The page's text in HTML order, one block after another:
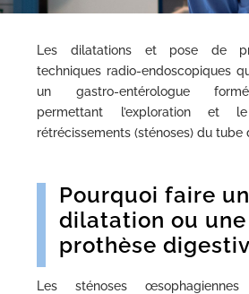
Les dilatations et pose de
techniques radio-endoscopiques
un gastro-entérologue
permettant l’exploration et
rétrécissements (sténoses) du tube
Pourquoi faire
dilatation ou
prothèse
Les sténoses